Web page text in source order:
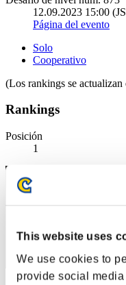
This website uses
We use cookies to
provide social
12.09.2023 15:00
Página del evento
Solo
Cooperativo
(Los rankings se actualizan
Rankings
Posición
1